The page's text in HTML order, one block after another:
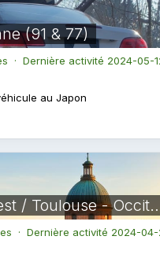
(91 & 77)
· Dernière activité 2024-05-
au Japon
Nicky Auto Invest /
· Dernière activité 2024-